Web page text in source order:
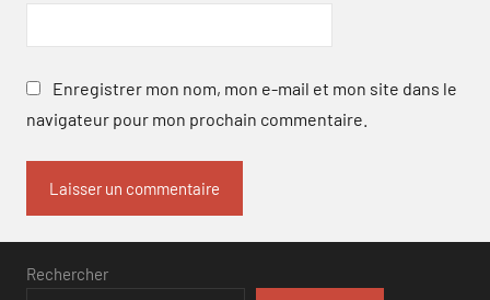
Enregistrer mon nom, mon e-mail et mon site dans le
navigateur pour mon prochain commentaire.
Rechercher